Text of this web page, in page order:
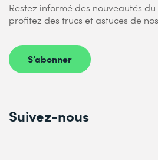
Restez informé des nouveautés du
profitez des trucs et astuces de
S’abonner
Suivez-nous